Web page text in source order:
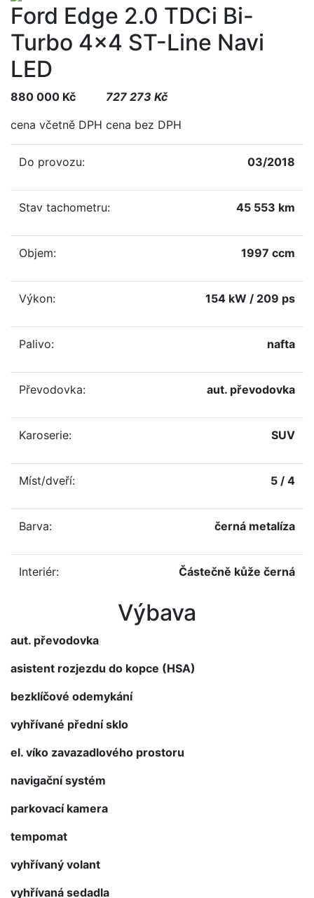
Ford Edge 2.0 TDCi Bi-
Turbo 4x4 ST-Line Navi
LED
880 000 Kč
cena včetně DPH
727 273 Kč
cena bez DPH
Do provozu: 03/2018
Stav tachometru: 45 553 km
Objem: 1997 ccm
Výkon: 154 kW / 209 ps
Palivo: nafta
Převodovka: aut. převodovka
Karoserie: SUV
Míst/dveří: 5 / 4
Barva: černá metalíza
Interiér: Částečně kůže černá
Výbava
aut. převodovka
asistent rozjezdu do kopce (HSA)
bezklíčové odemykání
vyhřívané přední sklo
el. víko zavazadlového prostoru
navigační systém
parkovací kamera
tempomat
vyhřívaný volant
vyhřívaná sedadla